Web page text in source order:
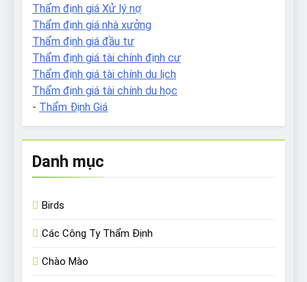
Thẩm định giá Xử lý nợ
Thẩm định giá nhà xưởng
Thẩm định giá đầu tư
Thẩm định giá tài chính định cư
Thẩm định giá tài chính du lịch
Thẩm định giá tài chính du học
- Thẩm Định Giá
Danh mục
Birds
Các Công Ty Thẩm Định
Chào Mào